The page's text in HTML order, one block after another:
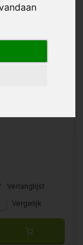
Verlanglijst
Vergelijk